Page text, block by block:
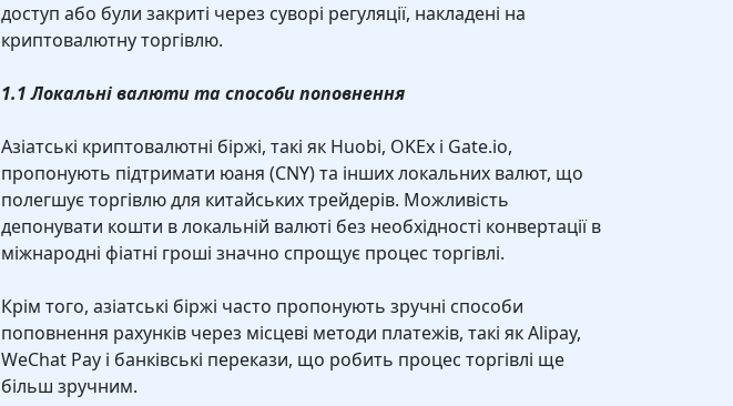
доступ або були закриті через суворі регуляції, накладені на
криптовалютну торгівлю.
1.1 Локальні валюти та способи поповнення
Азіатські криптовалютні біржі, такі як Huobi, OKEx і Gate.io,
пропонують підтримати юаня (CNY) та інших локальних валют, що
полегшує торгівлю для китайських трейдерів. Можливість
депонувати кошти в локальній валюті без необхідності конвертації в
міжнародні фіатні гроші значно спрощує процес торгівлі.
Крім того, азіатські біржі часто пропонують зручні способи
поповнення рахунків через місцеві методи платежів, такі як Alipay,
WeChat Pay і банківські перекази, що робить процес торгівлі ще
більш зручним.